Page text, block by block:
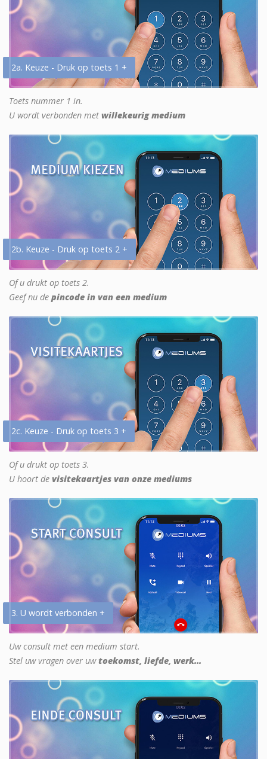
2a. Keuze - Druk op toets 1 +
Toets nummer 1 in.
U wordt verbonden met willekeurig medium
2b. Keuze - Druk op toets 2 +
Of u drukt op toets 2.
Geef nu de pincode in van een medium
2c. Keuze - Druk op toets 3 +
Of u drukt op toets 3.
U hoort de visitekaartjes van onze mediums
3. U wordt verbonden +
Uw consult met een medium start.
Stel uw vragen over uwtoekomst, liefde, werk...